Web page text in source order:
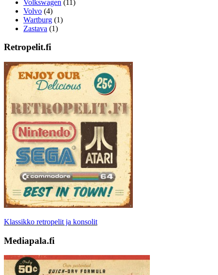
Volkswagen (11)
Volvo (4)
Wartburg (1)
Zastava (1)
Retropelit.fi
Klassikko retropelit ja konsolit
Mediapala.fi